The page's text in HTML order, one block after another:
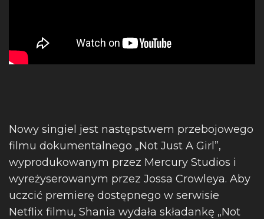
Nowy singiel jest następstwem przebojowego
filmu dokumentalnego „Not Just A Girl”,
wyprodukowanym przez Mercury Studios i
wyreżyserowanym przez Jossa Crowleya. Aby
uczcić premierę dostępnego w serwisie
Netflix filmu, Shania wydała składankę „Not